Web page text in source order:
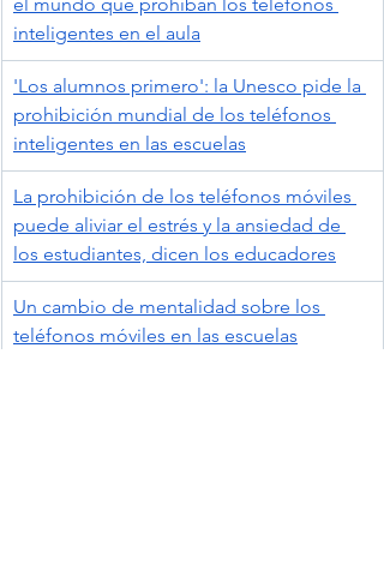
inteligentes en el aula
'Los alumnos primero': la Unesco pide la
prohibición mundial de los teléfonos
inteligentes en las escuelas
La prohibición de los teléfonos móviles
puede aliviar el estrés y la ansiedad de
los estudiantes, dicen los educadores
Un cambio de mentalidad sobre los
teléfonos móviles en las escuelas